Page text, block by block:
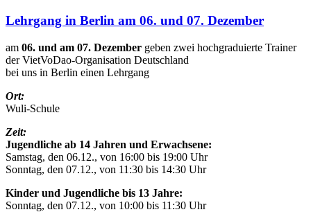
Lehrgang in Berlin am 06. und 07. Dezember
am 06. und am 07. Dezember geben zwei hochgraduierte Trainer
der VietVoDao-Organisation Deutschland
bei uns in Berlin einen Lehrgang
Ort:
Wuli-Schule
Zeit:
Jugendliche ab 14 Jahren und Erwachsene:
Samstag, den 06.12., von 16:00 bis 19:00 Uhr
Sonntag, den 07.12., von 11:30 bis 14:30 Uhr
Kinder und Jugendliche bis 13 Jahre:
Sonntag, den 07.12., von 10:00 bis 11:30 Uhr